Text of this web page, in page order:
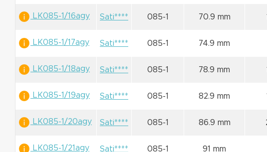
LK085-1/16agy Sati**** 085-1 70.9 mm
LK085-1/17agy Sati**** 085-1 74.9 mm
LK085-1/18agy Sati**** 085-1 78.9 mm
LK085-1/19agy Sati**** 085-1 82.9 mm
LK085-1/20agy Sati**** 085-1 86.9 mm
LK085-1/21agy Sati**** 085-1 91 mm